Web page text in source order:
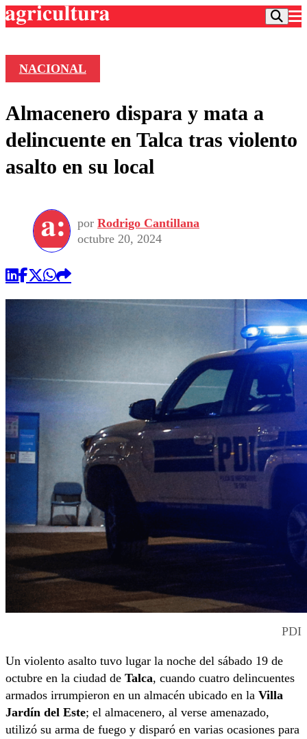
Frecuencias
Agricultura TV
Deportes
Colo Colo
Seleccion Chilena
Torneo Internacional
Universidad de Chile
Entretención
Economía
Internacional
Sustentabilidad
Publicaciones en medios
Opinión
NACIONAL
Almacenero dispara y mata a
delincuente en Talca tras violento
asalto en su local
por Rodrigo Cantillana
octubre 20, 2024
PDI
Un violento asalto tuvo lugar la noche del sábado 19 de
octubre en la ciudad de Talca, cuando cuatro delincuentes
armados irrumpieron en un almacén ubicado en la Villa
Jardín del Este; el almacenero, al verse amenazado,
utilizó su arma de fuego y disparó en varias ocasiones para